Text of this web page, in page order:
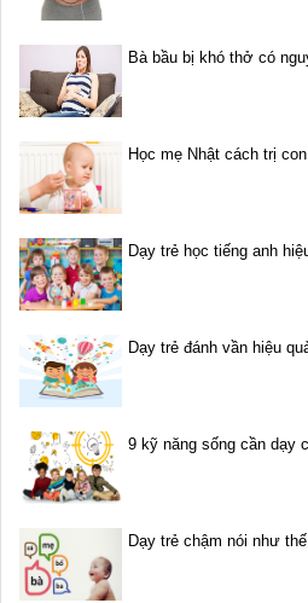
Bà bầu bị khó thở có
Học mẹ Nhật cách trị
Dạy trẻ học tiếng anh
Dạy trẻ đánh vần hiệu
9 kỹ năng sống cần dạy
Dạy trẻ chậm nói như